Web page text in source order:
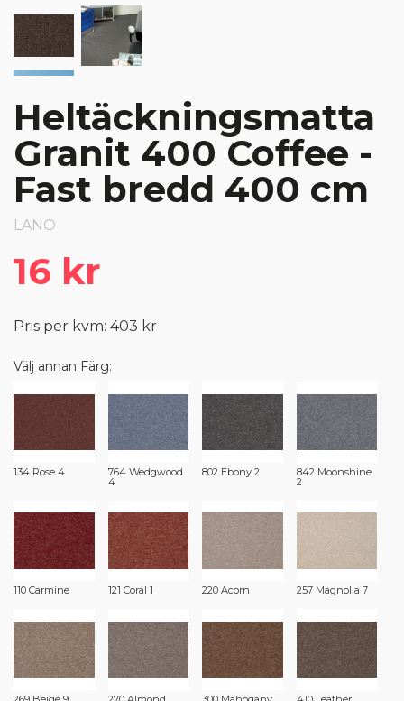
Heltäckningsmatta
Granit 400 Coffee -
Fast bredd 400 cm
LANO
16 kr
Pris per kvm: 403 kr
Välj annan Färg:
134 Rose 4 764 Wedgwood
4
802 Ebony 2 842 Moonshine
2
110 Carmine 121 Coral 1 220 Acorn 257 Magnolia 7